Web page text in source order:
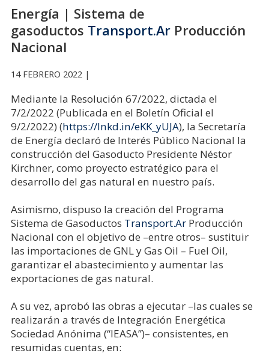
Energía | Sistema de
gasoductos Transport.ArProducción
Nacional
14 FEBRERO 2022 |
Mediante la Resolución 67/2022, dictada el
7/2/2022 (Publicada en el Boletín Oficial el
9/2/2022) (https://lnkd.in/eKK_yUJA), la Secretaría
de Energía declaró de Interés Público Nacional la
construcción del Gasoducto Presidente Néstor
Kirchner, como proyecto estratégico para el
desarrollo del gas natural en nuestro país.
Asimismo, dispuso la creación del Programa
Sistema de Gasoductos Transport.ArProducción
Nacional con el objetivo de –entre otros– sustituir
las importaciones de GNL y Gas Oil – Fuel Oil,
garantizar el abastecimiento y aumentar las
exportaciones de gas natural.
A su vez, aprobó las obras a ejecutar –las cuales se
realizarán a través de Integración Energética
Sociedad Anónima (“IEASA”)– consistentes, en
resumidas cuentas, en: